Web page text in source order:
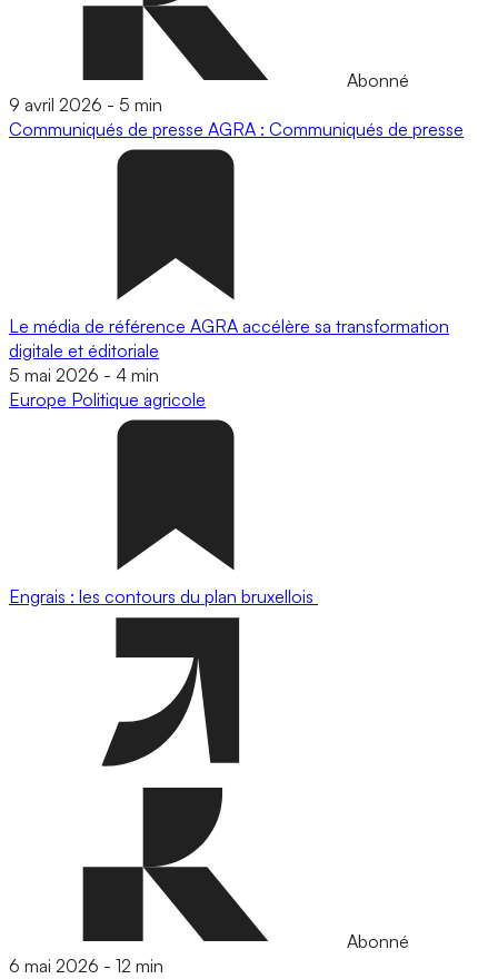
Abonné
9 avril 2026 - 5 min
Communiqués de presse AGRA : Communiqués de presse
Le média de référence AGRA accélère sa transformation
digitale et éditoriale
5 mai 2026 - 4 min
Europe Politique agricole
Engrais : les contours du plan bruxellois
Abonné
6 mai 2026 - 12 min